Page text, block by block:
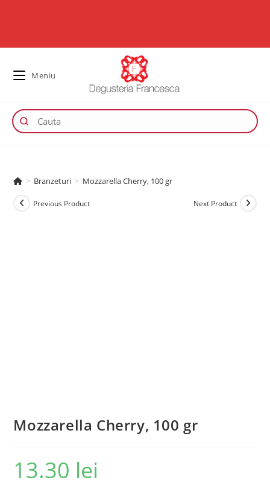
Meniu
> Branzeturi > Mozzarella Cherry, 100 gr
Previous Product Next Product
Mozzarella Cherry, 100 gr
13.30 lei